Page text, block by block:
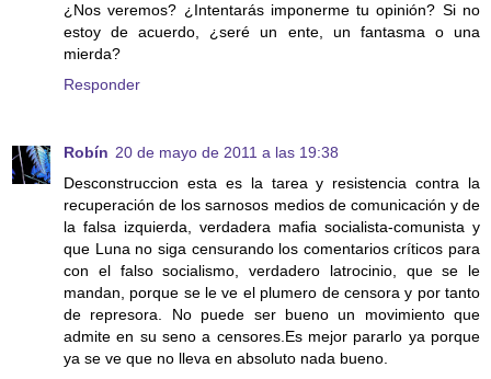
¿Nos veremos? ¿Intentarás imponerme tu opinión? Si no
estoy de acuerdo, ¿seré un ente, un fantasma o una
mierda?
Responder
Robín 20 de mayo de 2011 a las 19:38
Desconstruccion esta es la tarea y resistencia contra la
recuperación de los sarnosos medios de comunicación y de
la falsa izquierda, verdadera mafia socialista-comunista y
que Luna no siga censurando los comentarios críticos para
con el falso socialismo, verdadero latrocinio, que se le
mandan, porque se le ve el plumero de censora y por tanto
de represora. No puede ser bueno un movimiento que
admite en su seno a censores.Es mejor pararlo ya porque
ya se ve que no lleva en absoluto nada bueno.